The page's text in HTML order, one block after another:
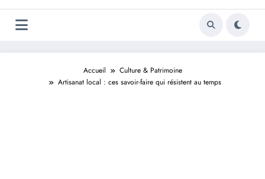
Accueil
Culture & Patrimoine
Artisanat local : ces savoir-faire qui résistent au temps